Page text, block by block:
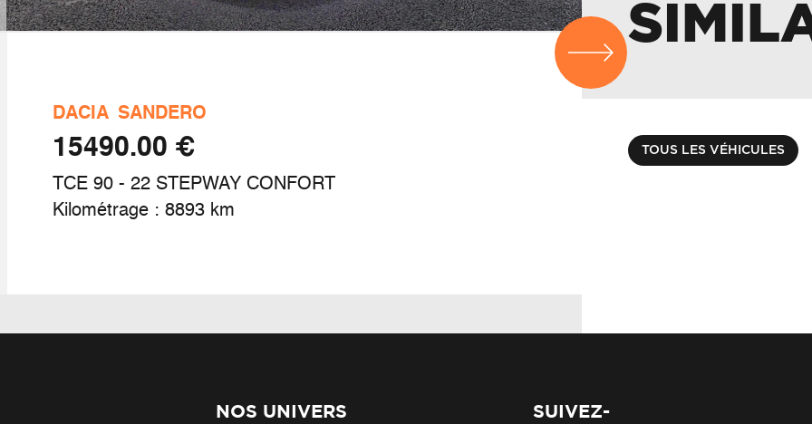
eco
tissu noir avec motifs surpiqués
de bord avec écran numérique 4,2'' et
€ 15990.00
DACIA SANDERO
€ 15490.00
TCE 90 - 22 STEPWAY CONFORT
Kilométrage : 8893 km
TOUS LES VÉHICULES
NOS UNIVERS
SUIVEZ-